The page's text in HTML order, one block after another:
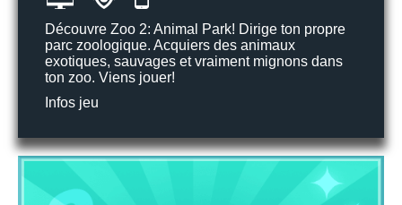
Découvre Zoo 2: Animal Park! Dirige ton propre
parc zoologique. Acquiers des animaux
exotiques, sauvages et vraiment mignons dans
ton zoo. Viens jouer!
Infos jeu